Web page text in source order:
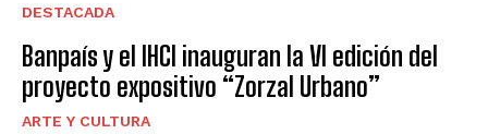
DESTACADA
Banpaís y el IHCI inauguran la VI edición del
proyecto expositivo “Zorzal Urbano”
ARTE Y CULTURA